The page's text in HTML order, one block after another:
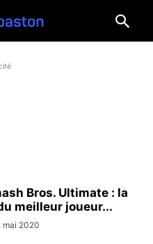
Bros. Ultimate : la
meilleur joueur...
mai 2020